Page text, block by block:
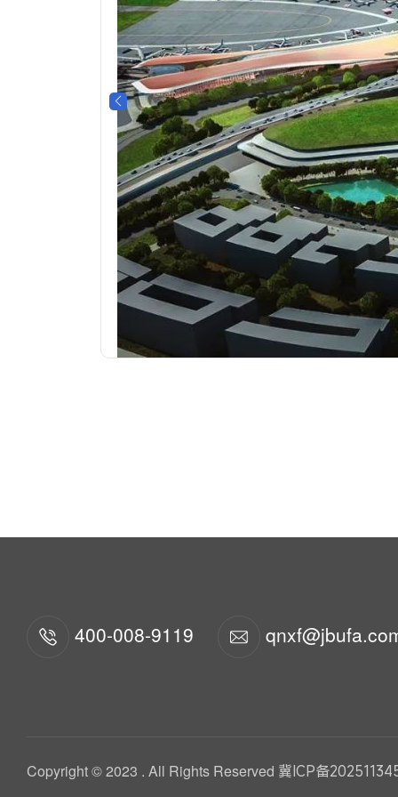
400-008-9119
Copyright © 2023 . All Rights Reserved 冀ICP备